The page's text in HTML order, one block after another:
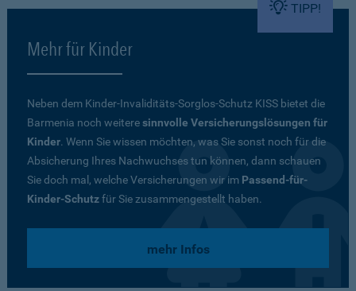
TIPP!
Mehr für Kinder
Neben dem Kinder-Invaliditäts-Sorglos-Schutz KISS bietet die
Barmenia noch weiteresinnvolle Versicherungslösungen für
Kinder. Wenn Sie wissen möchten, was Sie sonst noch für die
Absicherung Ihres Nachwuchses tun können, dann schauen
Sie doch mal, welche Versicherungen wir im Passend-für-
Kinder-Schutzfür Sie zusammengestellt haben.
mehr Infos